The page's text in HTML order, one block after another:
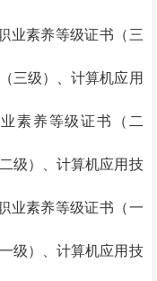
业素养等级证书（三
三级）、计算机应用
业素养等级证书（二
级）、计算机应用技
业素养等级证书（一
级）、计算机应用技